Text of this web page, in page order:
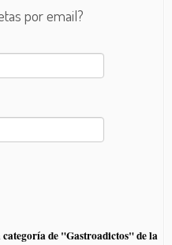
por email?
de "Gastroadictos" de la